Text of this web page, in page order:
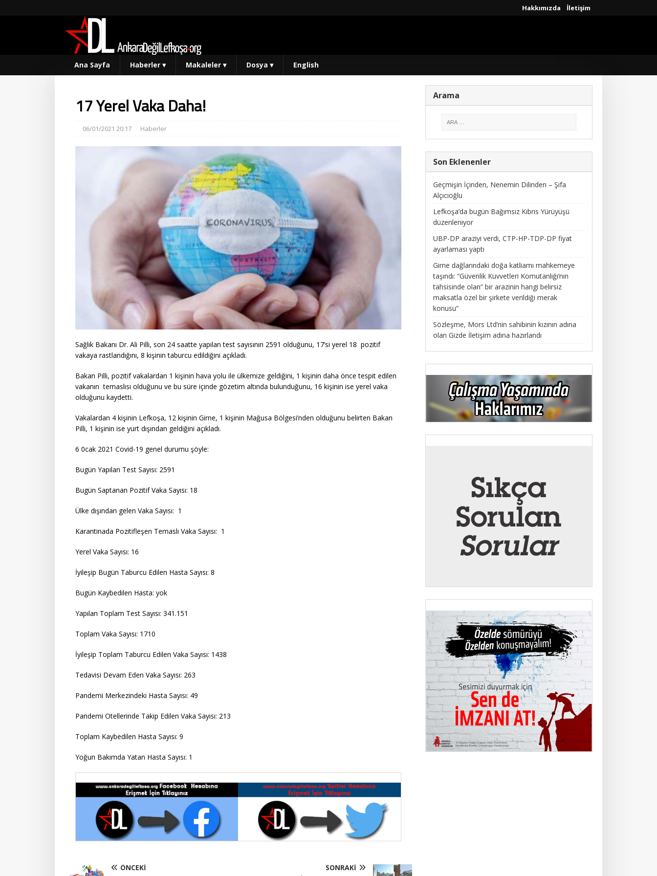
Hakkımızda İletişim
Ana Sayfa Haberler ▾ Makaleler ▾ Dosya ▾ English
17 Yerel Vaka Daha!
06/01/2021 20:17 Haberler
Sağlık Bakanı Dr. Ali Pilli, son 24 saatte yapılan test sayısının 2591 olduğunu, 17’si yerel 18 pozitif
vakaya rastlandığını, 8 kişinin taburcu edildiğini açıkladı.
Bakan Pilli, pozitif vakalardan 1 kişinin hava yolu ile ülkemize geldiğini, 1 kişinin daha önce tespit edilen
vakanın temaslısı olduğunu ve bu süre içinde gözetim altında bulunduğunu, 16 kişinin ise yerel vaka
olduğunu kaydetti.
Vakalardan 4 kişinin Lefkoşa, 12 kişinin Girne, 1 kişinin Mağusa Bölgesi’nden olduğunu belirten Bakan
Pilli, 1 kişinin ise yurt dışından geldiğini açıkladı.
6 0cak 2021 Covid-19 genel durumu şöyle:
Bugün Yapılan Test Sayısı: 2591
Bugün Saptanan Pozitif Vaka Sayısı: 18
Ülke dışından gelen Vaka Sayısı: 1
Karantinada Pozitifleşen Temaslı Vaka Sayısı: 1
Yerel Vaka Sayısı: 16
İyileşip Bugün Taburcu Edilen Hasta Sayısı: 8
Bugün Kaybedilen Hasta: yok
Yapılan Toplam Test Sayısı: 341.151
Toplam Vaka Sayısı: 1710
İyileşip Toplam Taburcu Edilen Vaka Sayısı: 1438
Tedavisi Devam Eden Vaka Sayısı: 263
Pandemi Merkezindeki Hasta Sayısı: 49
Pandemi Otellerinde Takip Edilen Vaka Sayısı: 213
Toplam Kaybedilen Hasta Sayısı: 9
Yoğun Bakımda Yatan Hasta Sayısı: 1
ÖNCEKI SONRAKI
Arama
Son Eklenenler
Geçmişin İçinden, Nenemin Dilinden – Şifa
Alçıcıoğlu
Lefkoşa’da bugün Bağımsız Kıbrıs Yürüyüşü
düzenleniyor
UBP-DP araziyi verdi, CTP-HP-TDP-DP fiyat
ayarlaması yaptı
Girne dağlarındaki doğa katliamı mahkemeye
taşındı: “Güvenlik Kuvvetleri Komutanlığı’nın
tahsisinde olan” bir arazinin hangi belirsiz
maksatla özel bir şirkete verildiği merak
konusu”
Sözleşme, Mors Ltd’nin sahibinin kızının adına
olan Gizde İletişim adına hazırlandı